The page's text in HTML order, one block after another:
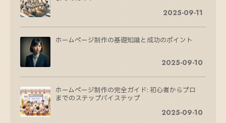
2025-09-11
ホームページ制作の基礎知識と成功のポイント
2025-09-10
ホームページ制作の完全ガイド: 初心者からプロ
までのステップバイステップ
2025-09-10